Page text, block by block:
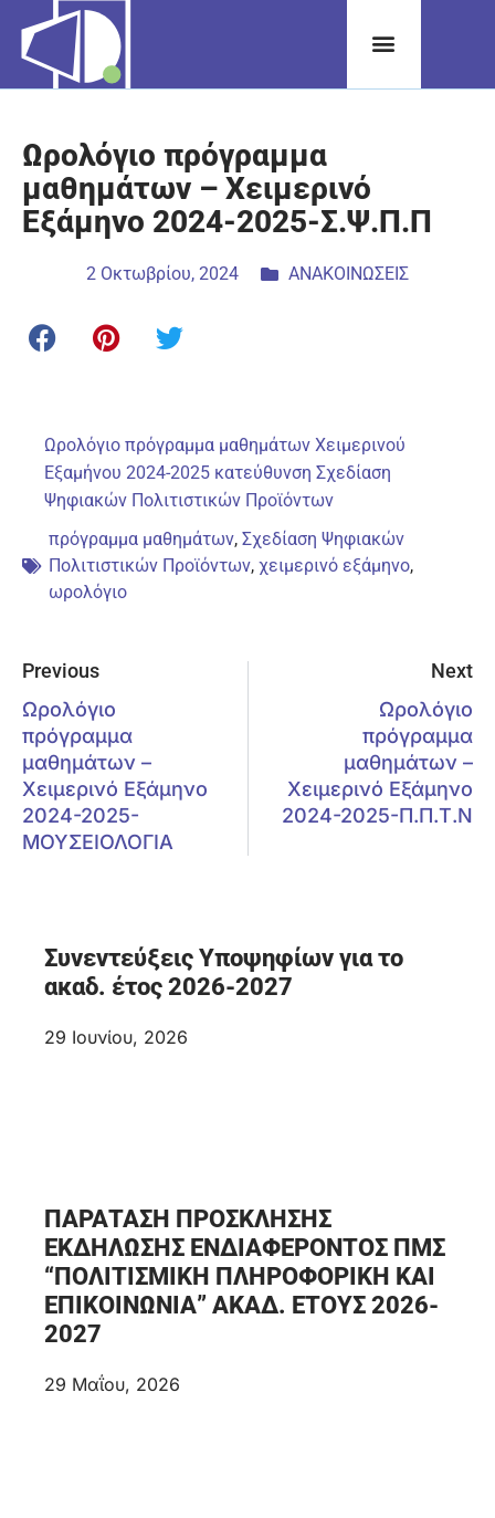
Ωρολόγιο πρόγραμμα
μαθημάτων – Χειμερινό
Εξάμηνο 2024-2025-Σ.Ψ.Π.Π
2 Οκτωβρίου, 2024 ΑΝΑΚΟΙΝΩΣΕΙΣ
Ωρολόγιο πρόγραμμα μαθημάτων Χειμερινού
Εξαμήνου 2024-2025 κατεύθυνση Σχεδίαση
Ψηφιακών Πολιτιστικών Προϊόντων
πρόγραμμα μαθημάτων, Σχεδίαση Ψηφιακών
Πολιτιστικών Προϊόντων, χειμερινό εξάμηνο,
ωρολόγιο
Previous
Ωρολόγιο
πρόγραμμα
μαθημάτων –
Χειμερινό Εξάμηνο
2024-2025-
ΜΟΥΣΕΙΟΛΟΓΙΑ
Next
Ωρολόγιο
πρόγραμμα
μαθημάτων –
Χειμερινό Εξάμηνο
2024-2025-Π.Π.Τ.Ν
Συνεντεύξεις Υποψηφίων για το
ακαδ. έτος 2026-2027
29 Ιουνίου, 2026
ΠΑΡΑΤΑΣΗ ΠΡΟΣΚΛΗΣΗΣ
ΕΚΔΗΛΩΣΗΣ ΕΝΔΙΑΦΕΡΟΝΤΟΣ ΠΜΣ
“ΠΟΛΙΤΙΣΜΙΚΗ ΠΛΗΡΟΦΟΡΙΚΗ ΚΑΙ
ΕΠΙΚΟΙΝΩΝΙΑ” ΑΚΑΔ. ΕΤΟΥΣ 2026-
2027
29 Μαΐου, 2026